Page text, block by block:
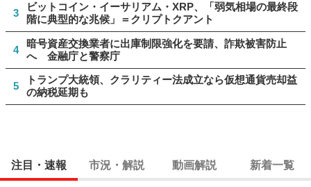
3
ビットコイン・イーサリアム・XRP、「弱気相場の最終段
階に典型的な兆候」＝クリプトクアント
4
暗号資産交換業者に出庫制限強化を要請、詐欺被害防止
へ 金融庁と警察庁
5
トランプ大統領、クラリティー法成立なら仮想通貨売却益
の納税延期も
注目・速報 市況・解説 動画解説 新着一覧